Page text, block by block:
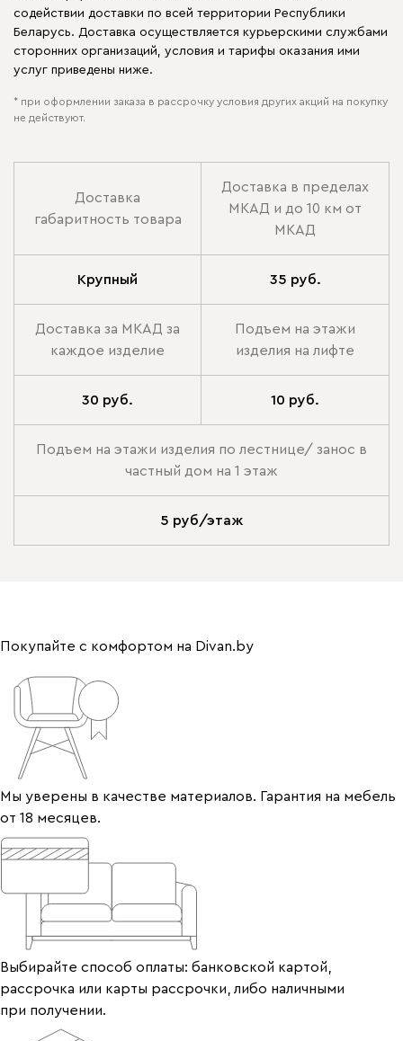
содействии доставки по всей территории Республики
Беларусь. Доставка осуществляется курьерскими службами
сторонних организаций, условия и тарифы оказания ими
услуг приведены ниже.
* при оформлении заказа в рассрочку условия других акций на покупку
не действуют.
Доставка
габаритность товара
Доставка в пределах
МКАД и до 10 км от
МКАД
Крупный 35 руб.
Доставка за МКАД за
каждое изделие
Подъем на этажи
изделия на лифте
30 руб. 10 руб.
Подъем на этажи изделия по лестнице/ занос в
частный дом на 1 этаж
5 руб/этаж
Покупайте с комфортом на Divan.by
Мы уверены в качестве материалов. Гарантия на мебель
от 18 месяцев.
Выбирайте способ оплаты: банковской картой,
рассрочка или карты рассрочки, либо наличными
при получении.